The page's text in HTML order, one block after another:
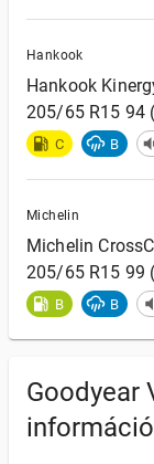
Hankook
Hankook
205/65 R15 94
C B
Michelin
Michelin
205/65 R15 99
B B
Goodyear
információ